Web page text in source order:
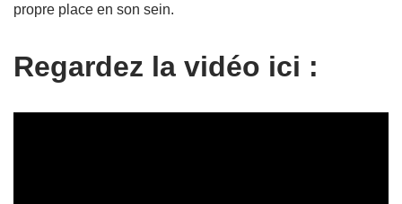
propre place en son sein.
Regardez la vidéo ici :